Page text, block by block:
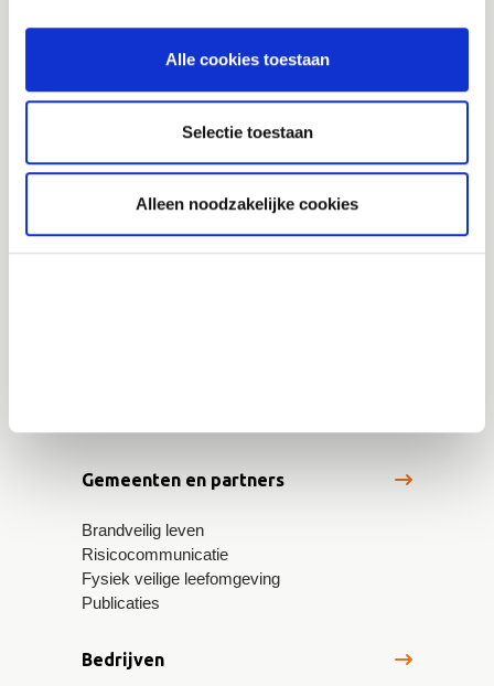
Alle cookies toestaan
Selectie toestaan
Alleen noodzakelijke cookies
Veiligheidsregio Brabant-Zuidoost
(VRBZO)
Postbus 242
5600 AE Eindhoven
info@vrbzo.nl
Gemeenten en partners
Brandveilig leven
Risicocommunicatie
Fysiek veilige leefomgeving
Publicaties
Bedrijven